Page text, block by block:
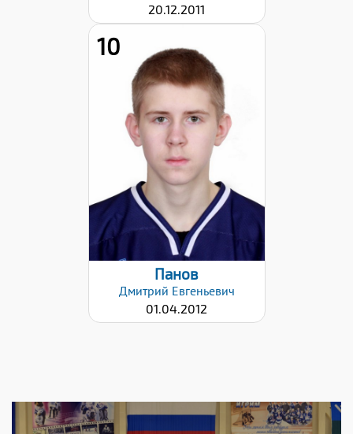
20.12.2011
10
Хват клюшки:
Левый
Дата заявки:
28.01.2026
Панов
Дмитрий Евгеньевич
01.04.2012